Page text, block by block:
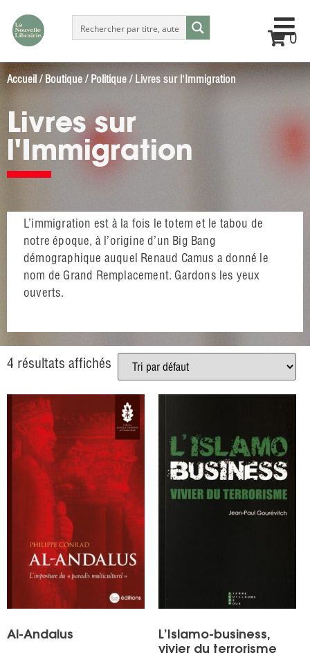
0
Accueil/ Boutique/ Politique/ Livres sur l'Immigration
Livres sur
l'Immigration
L’immigration est à la fois le totem et le tabou de
notre époque, à l’origine d’un Big Bang
démographique auquel Renaud Camus a donné le
nom de Grand Remplacement. Gardons les yeux
ouverts.
4 résultats affichés
Al-Andalus
L’Islamo-business,
vivier du terrorisme